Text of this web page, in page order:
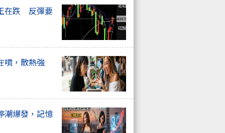
在跌 反彈要
噴，散熱強
潮爆發，記憶